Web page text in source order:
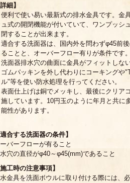
詳細】
便利で使い易い最新式の排水金具です。金
ュ式の開閉機能が付いていて、ワンプッシ
閉することが出来ます。
適合する洗面器は、国内外を問わずφ45前
ることと、オーバーフロー有りが条件です。
洗面器排水穴の曲面に金具がフィットしな
ゴムパッキンを外し代わりにコーキングや
ル"等を使い防水処理を行ってください。
表面仕上げは銅でメッキし、最後にクリア
施しています。10円玉のように年月と共に
能性があります。
適合する洗面器の条件】
バーフローが有ること
穴の直径がφ40～φ45(mm)であること
施工時の注意事項】
金具を洗面ボウルに取り付ける際には、